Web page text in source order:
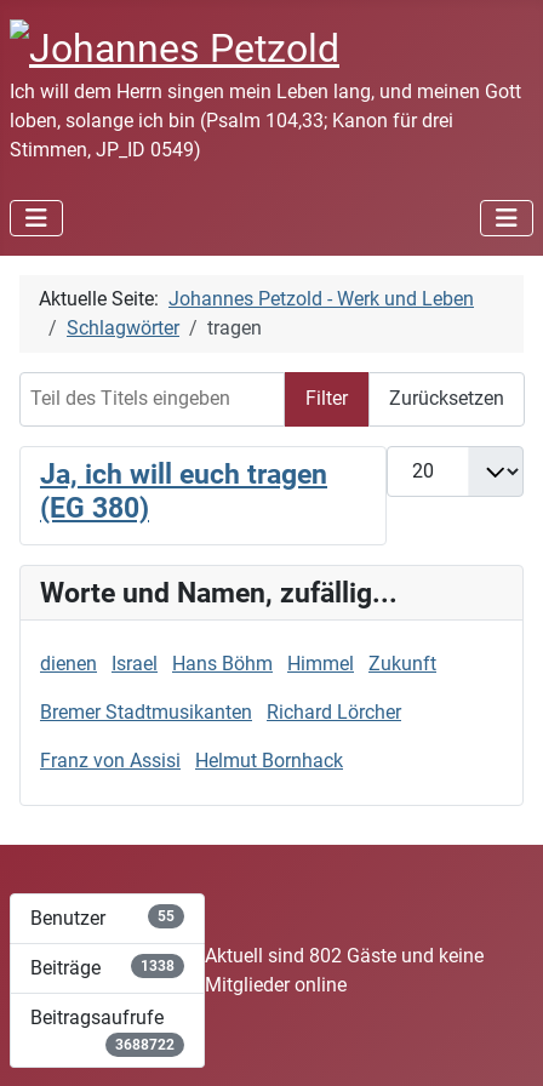
Ich will dem Herrn singen mein Leben lang, und meinen Gott
loben, solange ich bin (Psalm 104,33; Kanon für drei
Stimmen, JP_ID 0549)
Aktuelle Seite: Johannes Petzold - Werk und Leben
Schlagwörter
tragen
Filter Zurücksetzen
Anzeige #
Ja, ich will euch tragen
(EG 380)
Worte und Namen, zufällig...
dienen Israel Hans Böhm Himmel Zukunft
Bremer Stadtmusikanten Richard Lörcher
Franz von Assisi Helmut Bornhack
Benutzer 55
Beiträge 1338
Beitragsaufrufe
3688722
Aktuell sind 802 Gäste und keine
Mitglieder online